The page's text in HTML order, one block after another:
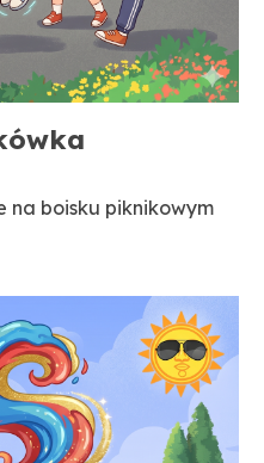
na boisku piknikowym